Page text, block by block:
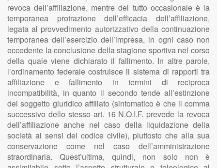
revoca dell’affiliazione, mentre del tutto occasionale è la
temporanea protrazione dell’efficacia dell’affiliazione,
legata al provvedimento autorizzativo della continuazione
temporanea dell’esercizio dell’impresa, in ogni caso non
eccedente la conclusione della stagione sportiva nel corso
della quale viene dichiarato il fallimento. In altre parole,
l’ordinamento federale costruisce il sistema di rapporti tra
affiliazione e fallimento in termini di reciproca
incompatibilità, in quanto il secondo tende all’estinzione
del soggetto giuridico affiliato (sintomatico è che il comma
successivo dello stesso art. 16 N.O.I.F. prevede la revoca
dell’affiliazione anche nel caso della liquidazione della
società ai sensi del codice civile), piuttosto che alla sua
conservazione come nel caso dell’amministrazione
straordinaria. Quest’ultima, quindi, non solo non è